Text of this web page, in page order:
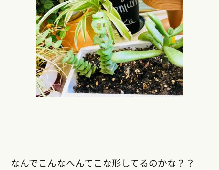
なんでこんなへんてこな形してるのかな？？